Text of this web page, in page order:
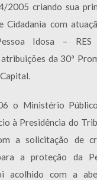
2005 criando sua
Cidadania com
Idosa –
da 30ª
o Ministério
à Presidência do
a solicitação de
a proteção da
acolhido com a